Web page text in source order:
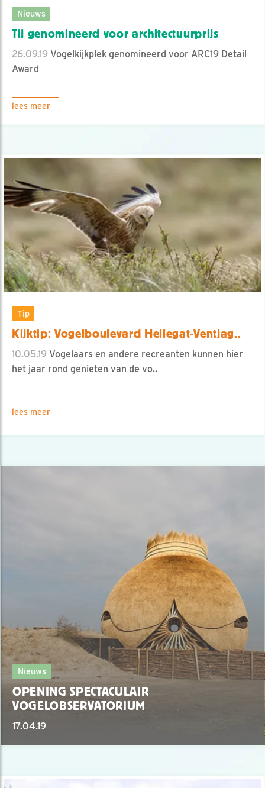
Nieuws
Tij genomineerd voor architectuurprijs
26.09.19 Vogelkijkplek genomineerd voor ARC19 Detail
Award
lees meer
Tip
Kijktip: Vogelboulevard Hellegat-Ventjag..
10.05.19 Vogelaars en andere recreanten kunnen hier
het jaar rond genieten van de vo..
lees meer
Nieuws
OPENING SPECTACULAIR
VOGELOBSERVATORIUM
17.04.19